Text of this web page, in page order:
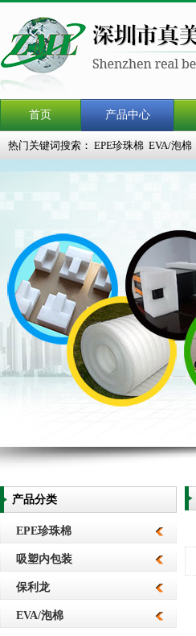
首页 产品中心
热门关键词搜索： EPE珍珠棉 EVA/泡棉
产品分类
EPE珍珠棉
吸塑内包装
保利龙
EVA/泡棉